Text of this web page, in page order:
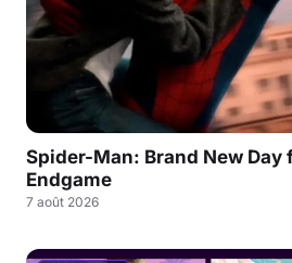
Spider-Man: Brand New Day
Endgame
7 août 2026